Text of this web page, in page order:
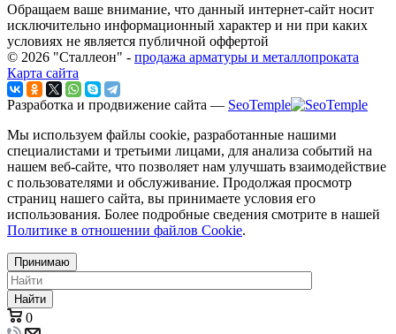
Обращаем ваше внимание, что данный интернет-сайт носит
исключительно информационный характер и ни при каких
условиях не является публичной оффертой
© 2026 "Сталлеон" - продажа арматуры и металлопроката
Карта сайта
Разработка и продвижение сайта — SeoTemple
Мы используем файлы cookie, разработанные нашими
специалистами и третьими лицами, для анализа событий на
нашем веб-сайте, что позволяет нам улучшать взаимодействие
с пользователями и обслуживание. Продолжая просмотр
страниц нашего сайта, вы принимаете условия его
использования. Более подробные сведения смотрите в нашей
Политике в отношении файлов Cookie.
Принимаю
Найти
0